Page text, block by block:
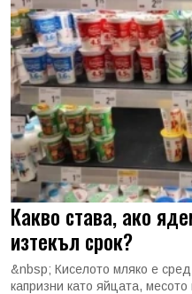
Какво става, ако
изтекъл срок?
&nbsp; Киселото мляко е
капризни като яйцата,